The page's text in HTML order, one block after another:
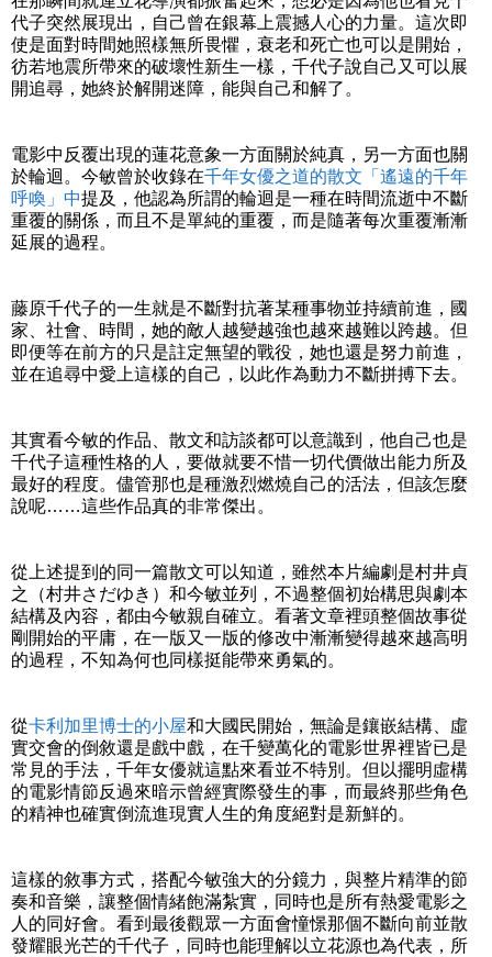
代子突然展現出，自己曾在銀幕上震撼人心的力量。這次即
使是面對時間她照樣無所畏懼，衰老和死亡也可以是開始，
彷若地震所帶來的破壞性新生一樣，千代子說自己又可以展
開追尋，她終於解開迷障，能與自己和解了。
電影中反覆出現的蓮花意象一方面關於純真，另一方面也關
於輪迴。今敏曾於收錄在千年女優之道的散文「遙遠的千年
呼喚」中提及，他認為所謂的輪迴是一種在時間流逝中不斷
重覆的關係，而且不是單純的重覆，而是隨著每次重覆漸漸
延展的過程。
藤原千代子的一生就是不斷對抗著某種事物並持續前進，國
家、社會、時間，她的敵人越變越強也越來越難以跨越。但
即便等在前方的只是註定無望的戰役，她也還是努力前進，
並在追尋中愛上這樣的自己，以此作為動力不斷拼搏下去。
其實看今敏的作品、散文和訪談都可以意識到，他自己也是
千代子這種性格的人，要做就要不惜一切代價做出能力所及
最好的程度。儘管那也是種激烈燃燒自己的活法，但該怎麼
說呢……這些作品真的非常傑出。
從上述提到的同一篇散文可以知道，雖然本片編劇是村井貞
之（村井さだゆき）和今敏並列，不過整個初始構思與劇本
結構及內容，都由今敏親自確立。看著文章裡頭整個故事從
剛開始的平庸，在一版又一版的修改中漸漸變得越來越高明
的過程，不知為何也同樣挺能帶來勇氣的。
從卡利加里博士的小屋和大國民開始，無論是鑲嵌結構、虛
實交會的倒敘還是戲中戲，在千變萬化的電影世界裡皆已是
常見的手法，千年女優就這點來看並不特別。但以擺明虛構
的電影情節反過來暗示曾經實際發生的事，而最終那些角色
的精神也確實倒流進現實人生的角度絕對是新鮮的。
這樣的敘事方式，搭配今敏強大的分鏡力，與整片精準的節
奏和音樂，讓整個情緒飽滿紮實，同時也是所有熱愛電影之
人的同好會。看到最後觀眾一方面會憧憬那個不斷向前並散
發耀眼光芒的千代子，同時也能理解以立花源也為代表，所